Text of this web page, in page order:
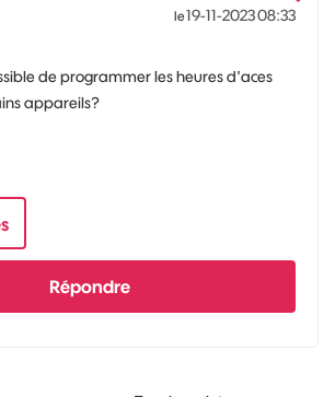
le‎19-11-202308:33
de programmer les heures d'aces
appareils?
Répondre